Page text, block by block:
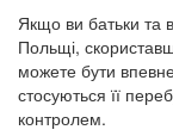
Якщо ви батьки та
Польщі,
можете бути
стосуються її
контролем.